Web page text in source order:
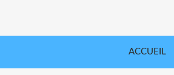
ACCUEIL